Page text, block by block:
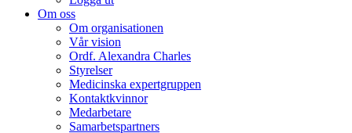
Om oss
Om organisationen
Vår vision
Ordf. Alexandra Charles
Styrelser
Medicinska expertgruppen
Kontaktkvinnor
Medarbetare
Samarbetspartners